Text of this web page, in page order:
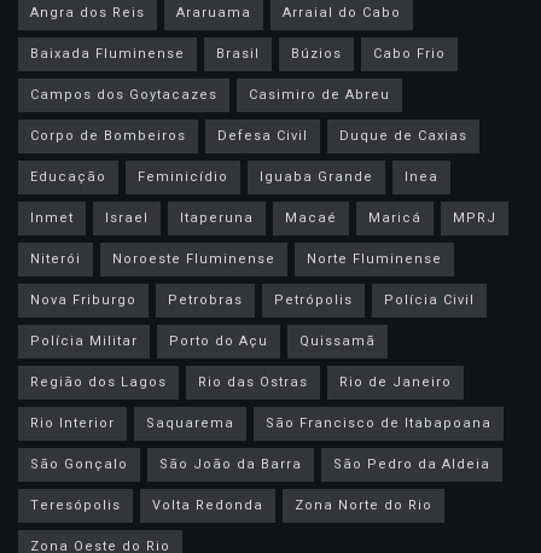
Angra dos Reis Araruama
Arraial do Cabo
Baixada Fluminense
Brasil Búzios
Cabo Frio
Campos dos Goytacazes
Casimiro de Abreu
Corpo de Bombeiros
Defesa Civil
Duque de Caxias
Educação
Feminicídio Iguaba Grande
Inea
Inmet
Israel Itaperuna Macaé Maricá
MPRJ
Niterói
Noroeste Fluminense
Norte Fluminense
Nova Friburgo
Petrobras Petrópolis
Polícia Civil
Polícia Militar
Porto do Açu
Quissamã
Região dos Lagos
Rio das Ostras
Rio de Janeiro
Rio Interior
Saquarema
São Francisco de Itabapoana
São Gonçalo
São João da Barra
São Pedro da Aldeia
Teresópolis
Volta Redonda
Zona Norte do Rio
Zona Oeste do Rio